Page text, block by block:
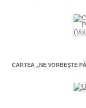
CARTEA „NE VORBEŞTE